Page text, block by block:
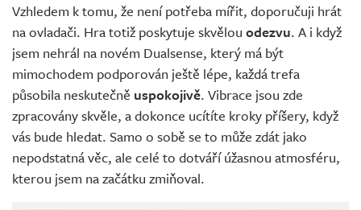
Vzhledem k tomu, že není potřeba mířit, doporučuji hrát
na ovladači. Hra totiž poskytuje skvělou odezvu. A i když
jsem nehrál na novém Dualsense, který má být
mimochodem podporován ještě lépe, každá trefa
působila neskutečně uspokojivě. Vibrace jsou zde
zpracovány skvěle, a dokonce ucítíte kroky příšery, když
vás bude hledat. Samo o sobě se to může zdát jako
nepodstatná věc, ale celé to dotváří úžasnou atmosféru,
kterou jsem na začátku zmiňoval.